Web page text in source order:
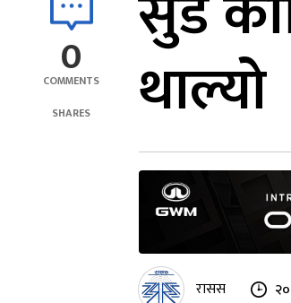
0
COMMENTS
SHARES
थाल्यो
रासस